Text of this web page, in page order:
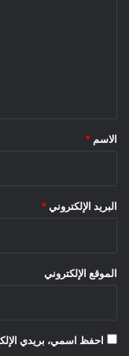
*
الاسم *
البريد الإلكتروني *
الموقع الإلكتروني
احفظ اسمي، بريدي